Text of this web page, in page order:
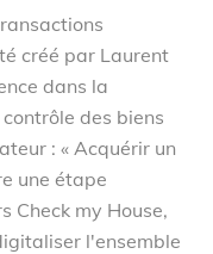
créé par Laurent
dans la
des biens
: « Acquérir un
une étape
Check my House,
l'ensemble